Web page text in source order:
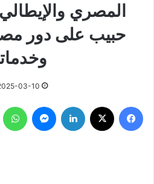
المصري
حبيب على دور
03-10
فيسبوك لينكدإن ماسنجر